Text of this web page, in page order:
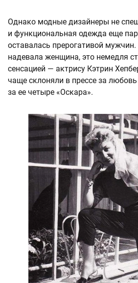
Однако модные дизайнеры не
и функциональная одежда еще
оставалась прерогативой
надевала женщина, это немедля
сенсацией — актрису Кэтрин
чаще склоняли в прессе за
за ее четыре «Оскара».